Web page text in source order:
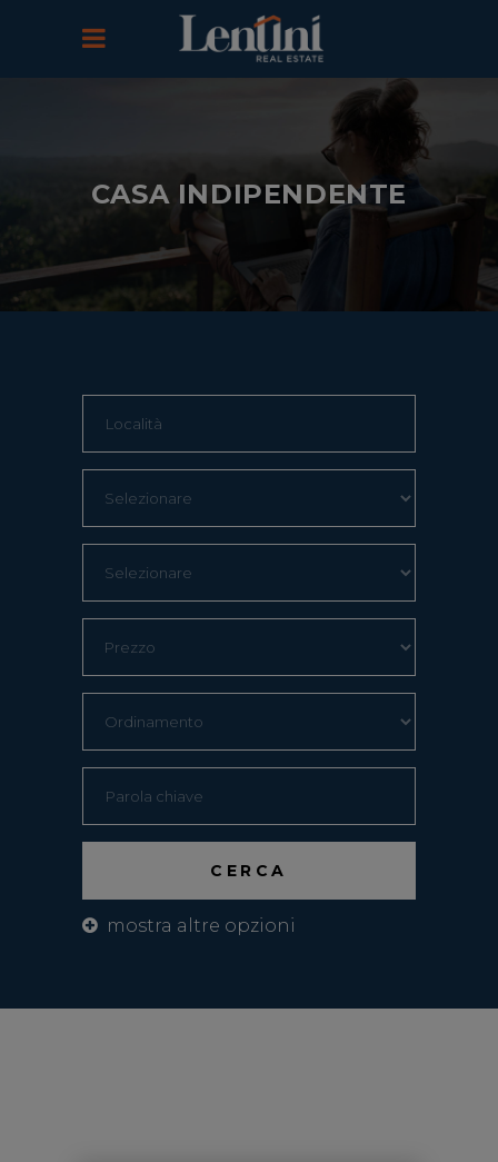
CASA INDIPENDENTE
mostra altre opzioni